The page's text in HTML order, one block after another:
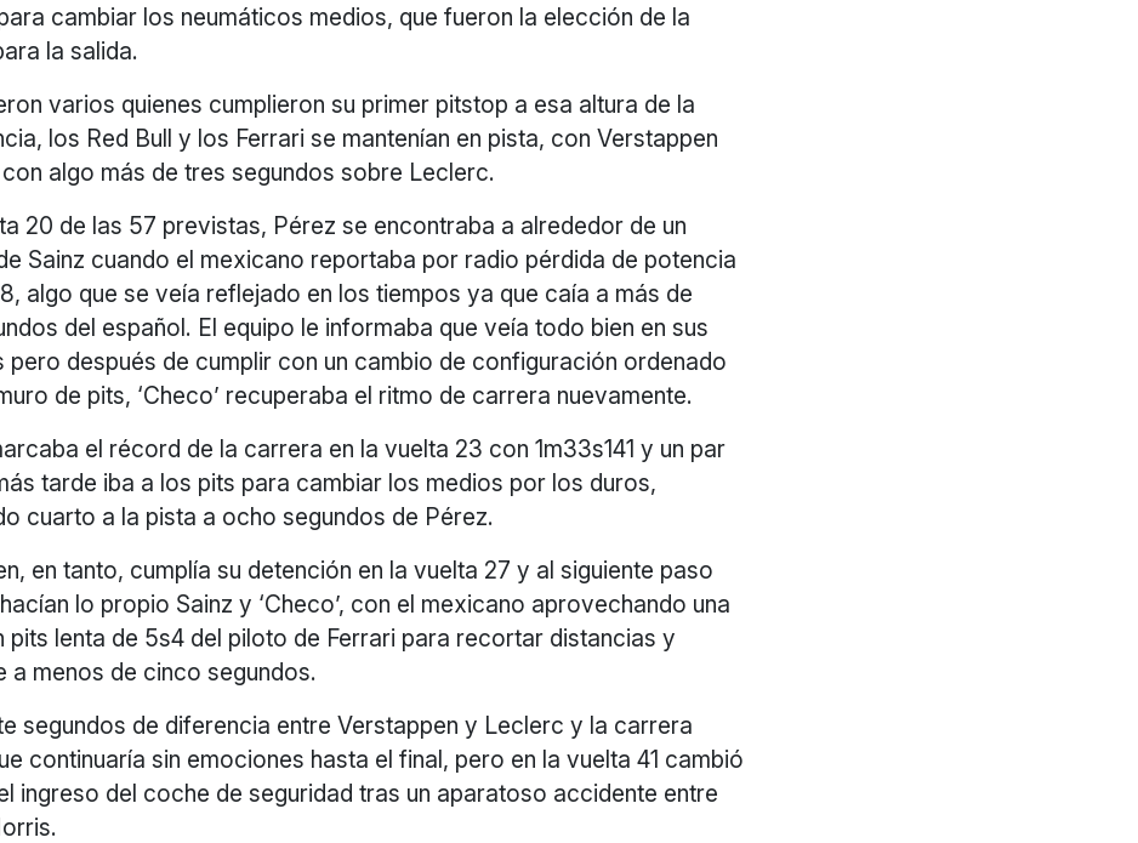
cambiar los neumáticos medios, que fueron la elección de la
la salida.
varios quienes cumplieron su primer pitstop a esa altura de la
los Red Bull y los Ferrari se mantenían en pista, con Verstappen
algo más de tres segundos sobre Leclerc.
20 de las 57 previstas, Pérez se encontraba a alrededor de un
Sainz cuando el mexicano reportaba por radio pérdida de potencia
algo que se veía reflejado en los tiempos ya que caía a más de
del español. El equipo le informaba que veía todo bien en sus
pero después de cumplir con un cambio de configuración ordenado
de pits, ‘Checo’ recuperaba el ritmo de carrera nuevamente.
el récord de la carrera en la vuelta 23 con 1m33s141 y un par
tarde iba a los pits para cambiar los medios por los duros,
cuarto a la pista a ocho segundos de Pérez.
en tanto, cumplía su detención en la vuelta 27 y al siguiente paso
lo propio Sainz y ‘Checo’, con el mexicano aprovechando una
pits lenta de 5s4 del piloto de Ferrari para recortar distancias y
a menos de cinco segundos.
segundos de diferencia entre Verstappen y Leclerc y la carrera
continuaría sin emociones hasta el final, pero en la vuelta 41 cambió
ingreso del coche de seguridad tras un aparatoso accidente entre